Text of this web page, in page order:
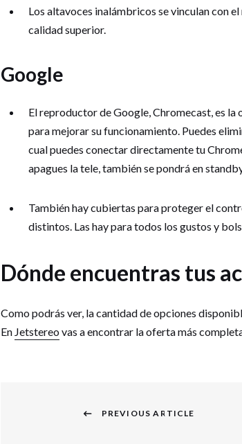
Los altavoces inalámbricos se vinculan con
calidad superior.
Google
El reproductor de Google, Chromecast, es
para mejorar su funcionamiento. Puedes
cual puedes conectar directamente tu
apagues la tele, también se pondrá en
También hay cubiertas para proteger el
distintos. Las hay para todos los gustos y
Dónde encuentras tus
Como podrás ver, la cantidad de opciones
En Jetstereovas a encontrar la oferta más
PREVIOUS ARTICLE